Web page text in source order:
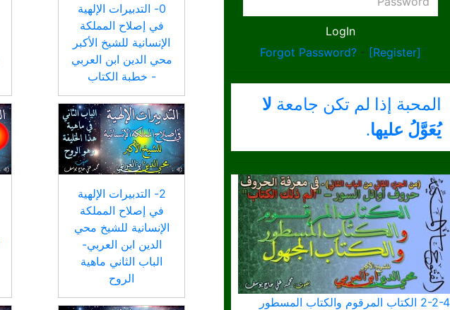
Forgot Password? - [Register]
المحبة إذا لم تكن جامعة لا
يُعَوَّلُ عليها.
2-2-4 الكتاب المرقوم والكتاب المسطور
0- التدبيرات الإلهية
في إصلاح المملكة
الإنسانية للشيخ الأكبر
محي الدين ابن العربي
- خطبة الكتاب
2- التدبيرات الإلهية
في إصلاح المملكة
الإنسانية للشيخ محي
الدين ابن العربي-
الباب الثاني ماهية
الروح